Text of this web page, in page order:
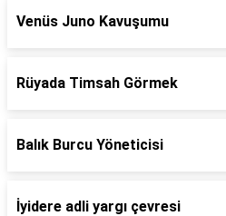
Venüs Juno Kavuşumu
Rüyada Timsah Görmek
Balık Burcu Yöneticisi
İyidere adli yargı çevresi